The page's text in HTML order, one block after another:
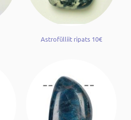
Astrofülliit ripats 10€